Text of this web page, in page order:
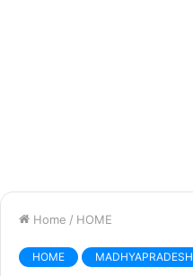
Home / HOME
HOME MADHYAPRADESH